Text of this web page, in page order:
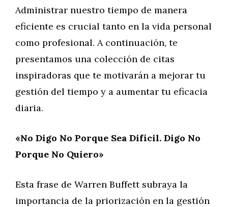
Administrar nuestro tiempo de manera
eficiente es crucial tanto en la vida personal
como profesional. A continuación, te
presentamos una colección de citas
inspiradoras que te motivarán a mejorar tu
gestión del tiempo y a aumentar tu eficacia
diaria.
«No Digo No Porque Sea Difícil. Digo No
Porque No Quiero»
Esta frase de Warren Buffett subraya la
importancia de la priorización en la gestión